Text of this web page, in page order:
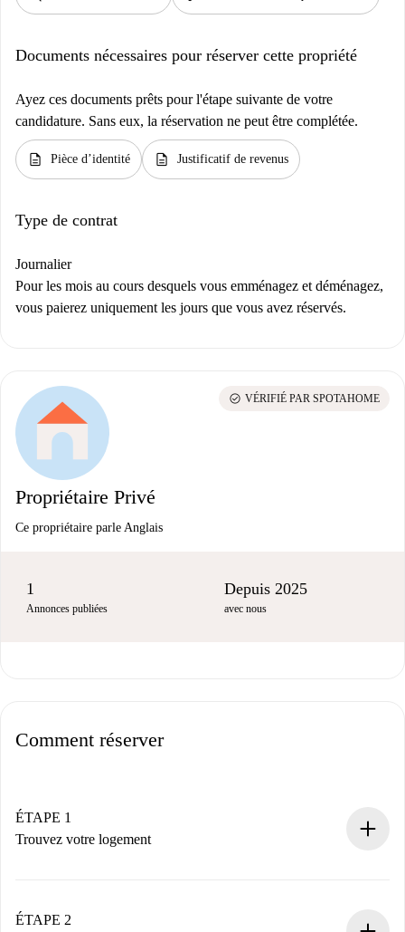
Documents nécessaires pour réserver cette propriété
Ayez ces documents prêts pour l'étape suivante de votre
candidature. Sans eux, la réservation ne peut être complétée.
description Pièce d’identité description Justificatif de revenus
Type de contrat
Journalier
Pour les mois au cours desquels vous emménagez et déménagez,
vous paierez uniquement les jours que vous avez réservés.
Propriétaire Privé
Ce propriétaire parle Anglais
check_circle VÉRIFIÉ PAR SPOTAHOME
1
Annonces publiées
Depuis 2025
avec nous
Comment réserver
ÉTAPE 1
Trouvez votre logement
Vous disposez à l’avance de toutes les informations
ÉTAPE 2